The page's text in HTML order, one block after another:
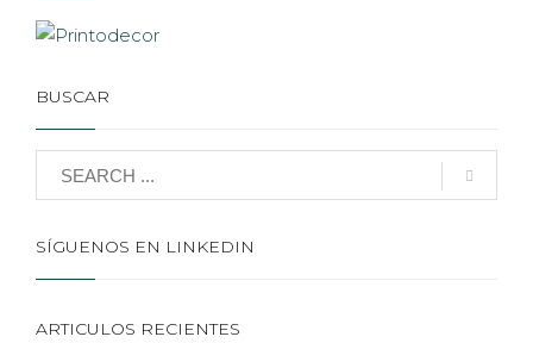
BUSCAR
SÍGUENOS EN LINKEDIN
ARTICULOS RECIENTES